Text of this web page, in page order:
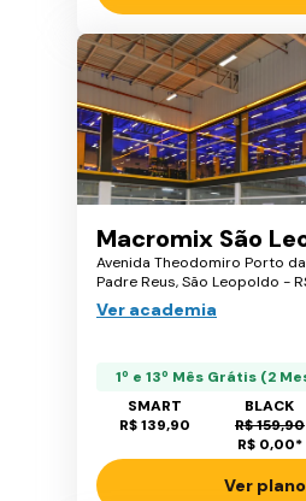
Macromix São
Avenida Theodomiro Porto
Padre Reus, São Leopoldo -
Ver academia
1º e 13º Mês Grátis (2
SMART
R$ 139,90
BLACK
R$ 159,90
R$ 0,00*
Ver